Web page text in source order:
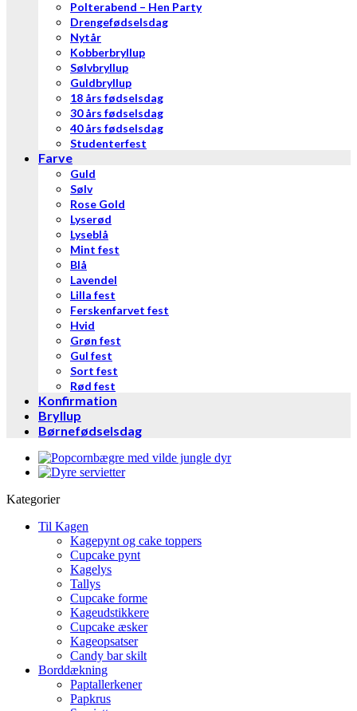
Polterabend – Hen Party
Drengefødselsdag
Nytår
Kobberbryllup
Sølvbryllup
Guldbryllup
18 års fødselsdag
30 års fødselsdag
40 års fødselsdag
Studenterfest
Farve
Guld
Sølv
Rose Gold
Lyserød
Lyseblå
Mint fest
Blå
Lavendel
Lilla fest
Ferskenfarvet fest
Hvid
Grøn fest
Gul fest
Sort fest
Rød fest
Konfirmation
Bryllup
Børnefødselsdag
Kategorier
Til Kagen
Kagepynt og cake toppers
Cupcake pynt
Kagelys
Tallys
Cupcake forme
Kageudstikkere
Cupcake æsker
Kageopsatser
Candy bar skilt
Borddækning
Paptallerkener
Papkrus